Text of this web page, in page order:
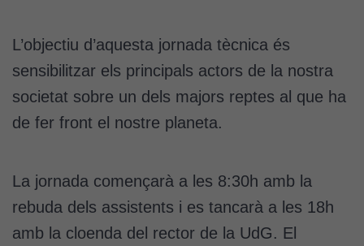
L’objectiu d’aquesta jornada tècnica és
sensibilitzar els principals actors de la nostra
societat sobre un dels majors reptes al que ha
de fer front el nostre planeta.
La jornada començarà a les 8:30h amb la
rebuda dels assistents i es tancarà a les 18h
amb la cloenda del rector de la UdG. El